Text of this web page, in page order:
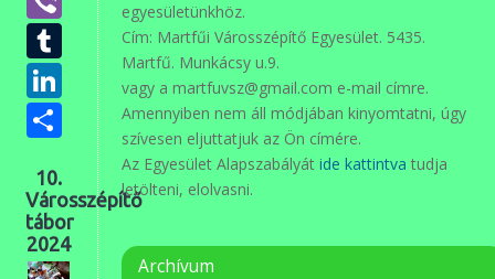
Tumblr
LinkedIn
Ossza
meg
10.
Városszépítő
tábor
2024
egyesületünkhöz.
Cím: Martfűi Városszépítő Egyesület. 5435.
Martfű. Munkácsy u.9.
vagy a martfuvsz@gmail.com e-mail címre.
Amennyiben nem áll módjában kinyomtatni, úgy
szívesen eljuttatjuk az Ön címére.
Az Egyesület Alapszabályát ide kattintva tudja
letölteni, elolvasni.
Archívum